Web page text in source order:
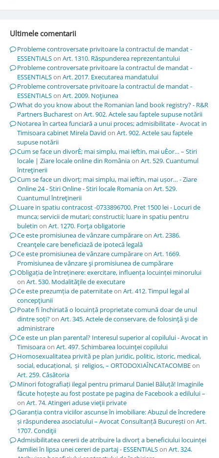
Ultimele comentarii
Probleme controversate privitoare la contractul de mandat -
ESSENTIALSon Art. 1310. Răspunderea reprezentantului
Probleme controversate privitoare la contractul de mandat -
ESSENTIALSon Art. 2017. Executarea mandatului
Probleme controversate privitoare la contractul de mandat -
ESSENTIALSon Art. 2009. Noţiunea
What do you know about the Romanian land book registry? - R&R
Partners Buchareston Art. 902. Actele sau faptele supuse notării
Notarea în cartea funciară a unui proces; admisibilitate - Avocat in
Timisoara cabinet Mirela David on Art. 902. Actele sau faptele
supuse notării
Cum se face un divorÈ; mai simplu, mai ieftin, mai uÈor… – Stiri
locale | Ziare locale online din Româniaon Art. 529. Cuantumul
întreţinerii
Cum se face un divorț; mai simplu, mai ieftin, mai ușor… - Ziare
Online 24 - Stiri Online - Stiri locale Romaniaon Art. 529.
Cuantumul întreţinerii
Luare in spatiu contracost -0733896700. Pret 1500 lei - Locuri de
munca; servicii de mutari; constructii; luare in spatiu pentru
buletin on Art. 1270. Forţa obligatorie
Ce este promisiunea de vânzare cumpărareon Art. 2386.
Creanţele care beneficiază de ipotecă legală
Ce este promisiunea de vânzare cumpărareon Art. 1669.
Promisiunea de vânzare şi promisiunea de cumpărare
Obligația de întreținere: exercitare, influența locuinței minorului
on Art. 530. Modalităţile de executare
Ce este prezumția de paternitateon Art. 412. Timpul legal al
concepţiunii
Poate fi închiriată o locuință proprietate comună doar de unul
dintre soți?on Art. 345. Actele de conservare, de folosinţă şi de
administrare
Ce este un plan parental? Interesul superior al copilului - Avocat in
Timisoaraon Art. 497. Schimbarea locuinţei copilului
Homosexualitatea privită pe plan juridic, politic, istoric, medical,
social, educațional, și religios, – ORTODOXIAÎNCATACOMBEon
Art. 259. Căsătoria
Minori fotografiați ilegal pentru primarul Daniel Băluță! Imaginile
făcute hoțește au fost postate pe pagina de Facebook a edilului –
on Art. 74. Atingeri aduse vieţii private
Garanția contra viciilor ascunse în imobiliare: Abuzul de încredere
și răspunderea asociatului – Avocat Consultanță Bucureștion Art.
1707. Condiţii
Admisibilitatea cererii de atribuire la divorț a beneficiului locuinței
familiei în lipsa unei cereri de partaj - ESSENTIALSon Art. 324.